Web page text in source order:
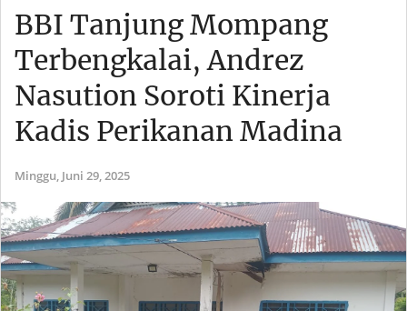
BBI Tanjung Mompang
Terbengkalai, Andrez
Nasution Soroti Kinerja
Kadis Perikanan Madina
Minggu, Juni 29, 2025